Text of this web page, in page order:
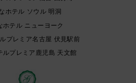
ホテル ソウル 明洞
ホテル ニューヨーク
プレミア名古屋 伏見駅前
ルプレミア鹿児島 天文館